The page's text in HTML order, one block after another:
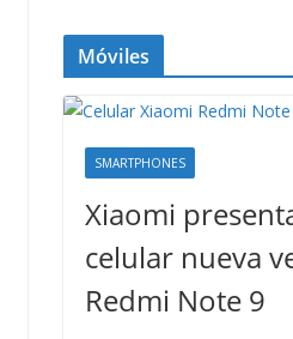
Móviles
SMARTPHONES
Xiaomi
celular nueva
Redmi Note 9